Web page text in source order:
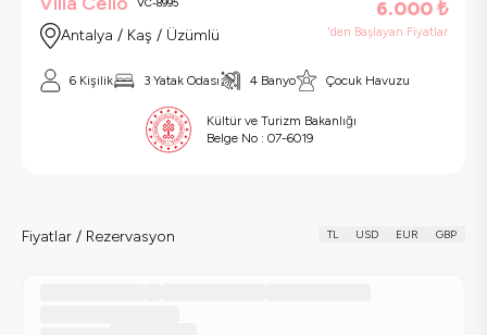
Antalya / Kaş / Üzümlü
6.000₺
'den Başlayan Fiyatlar
6 Kişilik 3 Yatak Odası 4 Banyo Çocuk Havuzu
Kültür ve Turizm Bakanlığı
Belge No : 07-6019
Fiyatlar / Rezervasyon TL USD EUR GBP